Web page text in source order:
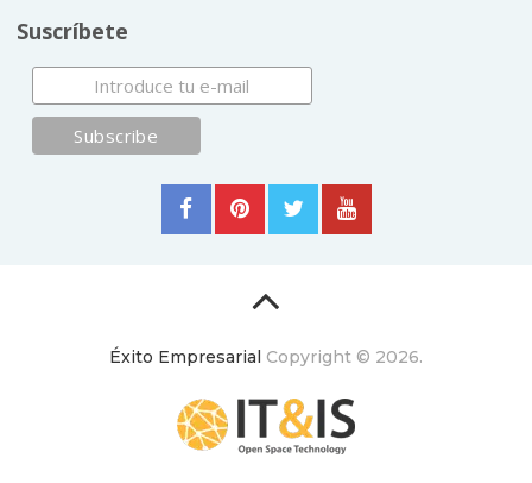
Suscríbete
Éxito Empresarial Copyright © 2026.